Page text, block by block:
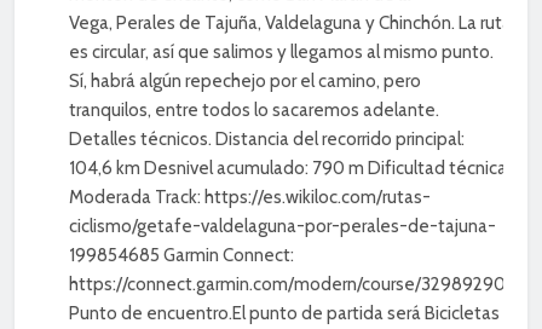
Vega, Perales de Tajuña, Valdelaguna y Chinchón. La ruta
es circular, así que salimos y llegamos al mismo punto.
Sí, habrá algún repechejo por el camino, pero
tranquilos, entre todos lo sacaremos adelante.
Detalles técnicos. Distancia del recorrido principal:
104,6 km Desnivel acumulado: 790 m Dificultad técnica:
Moderada Track: https://es.wikiloc.com/rutas-
ciclismo/getafe-valdelaguna-por-perales-de-tajuna-
199854685 Garmin Connect:
https://connect.garmin.com/modern/course/329892901
Punto de encuentro.El punto de partida será Bicicletas